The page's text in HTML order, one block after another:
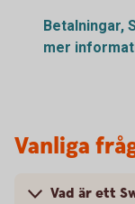
Betalningar,
mer
Vanliga
Vad är ett